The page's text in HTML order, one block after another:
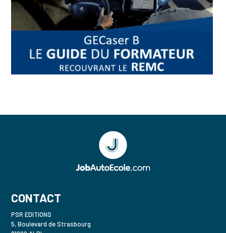
CONTACT
PSR EDITIONS
5, Boulevard de Strasbourg